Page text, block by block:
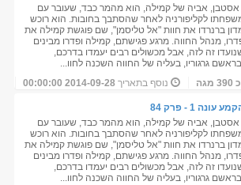
אסטבן, אביה של קמילה, הוא מהמר כבד, שעובר עם
לקליפורניה לאחר שהסתבך בחובות. הוא רוכש
ברנרדו את חוות "אל טליסמן", שם פוגשת קמילה את
מנהל החווה. מרגע פגישתם, קמילה ופדרו מבינים
זה לזה, אבל מכשולים רבים יעמדו בדרכם,
גרגוריו, בעליה של החווה השכנה לחוו...
כ 390 מגה נוסף בתאריך2014-09-28 00:00:00
עונה 1 - פרק 84
אסטבן, אביה של קמילה, הוא מהמר כבד, שעובר עם
לקליפורניה לאחר שהסתבך בחובות. הוא רוכש
ברנרדו את חוות "אל טליסמן", שם פוגשת קמילה את
מנהל החווה. מרגע פגישתם, קמילה ופדרו מבינים
זה לזה, אבל מכשולים רבים יעמדו בדרכם,
גרגוריו, בעליה של החווה השכנה לחוו...